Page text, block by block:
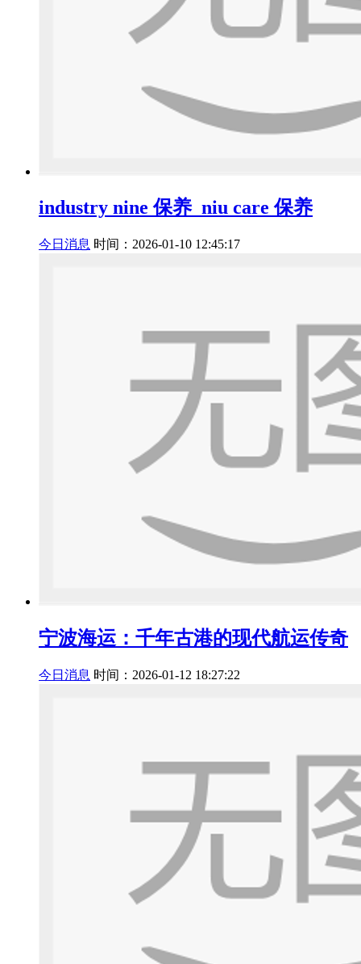
industry nine 保养_niu care 保养
今日消息 时间：2026-01-10 12:45:17
宁波海运：千年古港的现代航运传奇
今日消息 时间：2026-01-12 18:27:22